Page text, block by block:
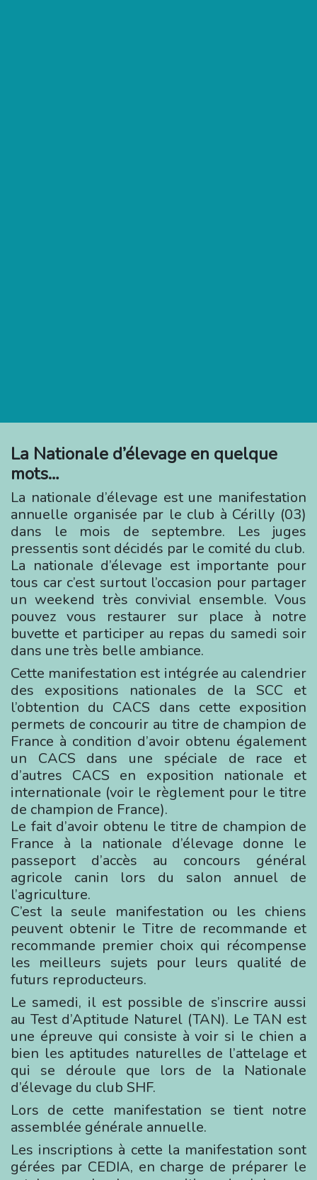
La Nationale d’élevage en quelque
mots…
La nationale d’élevage est une manifestation
annuelle organisée par le club à Cérilly (03)
dans le mois de septembre. Les juges
pressentis sont décidés par le comité du club.
La nationale d’élevage est importante pour
tous car c’est surtout l’occasion pour partager
un weekend très convivial ensemble. Vous
pouvez vous restaurer sur place à notre
buvette et participer au repas du samedi soir
dans une très belle ambiance.
Cette manifestation est intégrée au calendrier
des expositions nationales de la SCC et
l’obtention du CACS dans cette exposition
permets de concourir au titre de champion de
France à condition d’avoir obtenu également
un CACS dans une spéciale de race et
d’autres CACS en exposition nationale et
internationale (voir le règlement pour le titre
de champion de France).
Le fait d’avoir obtenu le titre de champion de
France à la nationale d’élevage donne le
passeport d’accès au concours général
agricole canin lors du salon annuel de
l’agriculture.
C’est la seule manifestation ou les chiens
peuvent obtenir le Titre de recommande et
recommande premier choix qui récompense
les meilleurs sujets pour leurs qualité de
futurs reproducteurs.
Le samedi, il est possible de s’inscrire aussi
au Test d’Aptitude Naturel (TAN). Le TAN est
une épreuve qui consiste à voir si le chien a
bien les aptitudes naturelles de l’attelage et
qui se déroule que lors de la Nationale
d’élevage du club SHF.
Lors de cette manifestation se tient notre
assemblée générale annuelle.
Les inscriptions à cette la manifestation sont
gérées par CEDIA, en charge de préparer le